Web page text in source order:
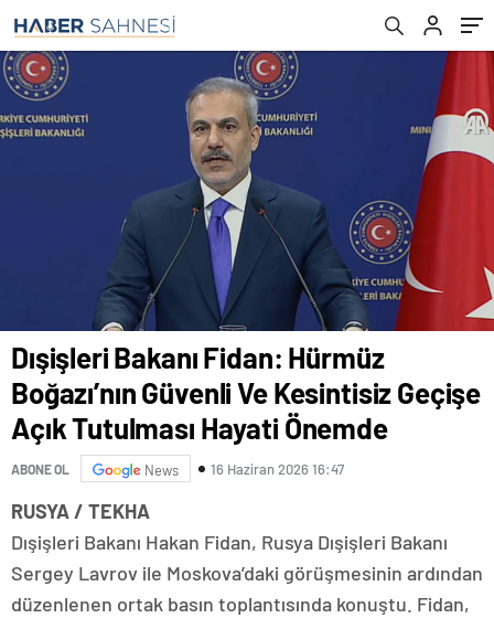
Dışişleri Bakanı Fidan: Hürmüz
Boğazı’nın Güvenli Ve Kesintisiz Geçişe
Açık Tutulması Hayati Önemde
ABONE OL News 16 Haziran 2026 16:47
RUSYA / TEKHA
Dışişleri Bakanı Hakan Fidan, Rusya Dışişleri Bakanı
Sergey Lavrov ile Moskova’daki görüşmesinin ardından
düzenlenen ortak basın toplantısında konuştu. Fidan,